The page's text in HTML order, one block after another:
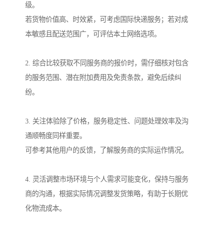
级。
若货物价值高、时效紧，可考虑国际快递服务；若对成
本敏感且配送范围广，可评估本土网络选项。
2. 综合比较获取不同服务商的报价时，需仔细核对包含
的服务范围、潜在附加费用及免责条款，避免后续纠
纷。
3. 关注体验除了价格，服务稳定性、问题处理效率及沟
通顺畅度同样重要。
可参考其他用户的反馈，了解服务商的实际运作情况。
4. 灵活调整市场环境与个人需求可能变化，保持与服务
商的沟通，根据实际情况调整发货策略，有助于长期优
化物流成本。